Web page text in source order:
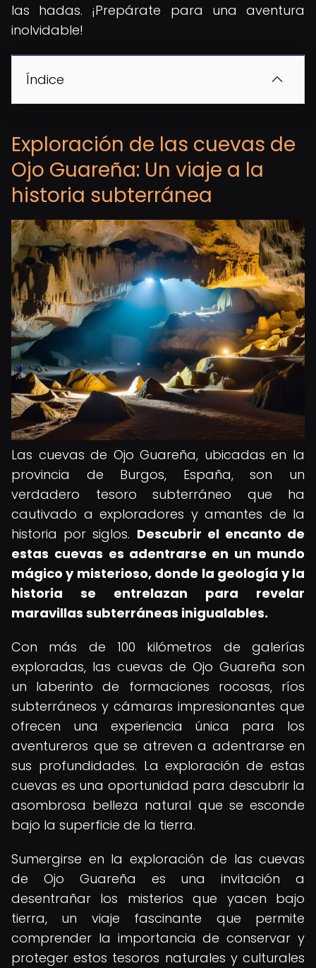
las hadas. ¡Prepárate para una aventura
inolvidable!
Índice
Exploración de las cuevas de
Ojo Guareña: Un viaje a la
historia subterránea
Las cuevas de Ojo Guareña, ubicadas en la
provincia de Burgos, España, son un
verdadero tesoro subterráneo que ha
cautivado a exploradores y amantes de la
historia por siglos. Descubrir el encanto de
estas cuevas es adentrarse en un mundo
mágico y misterioso, donde la geología y la
historia se entrelazan para revelar
maravillas subterráneas inigualables.
Con más de 100 kilómetros de galerías
exploradas, las cuevas de Ojo Guareña son
un laberinto de formaciones rocosas, ríos
subterráneos y cámaras impresionantes que
ofrecen una experiencia única para los
aventureros que se atreven a adentrarse en
sus profundidades. La exploración de estas
cuevas es una oportunidad para descubrir la
asombrosa belleza natural que se esconde
bajo la superficie de la tierra.
Sumergirse en la exploración de las cuevas
de Ojo Guareña es una invitación a
desentrañar los misterios que yacen bajo
tierra, un viaje fascinante que permite
comprender la importancia de conservar y
proteger estos tesoros naturales y culturales